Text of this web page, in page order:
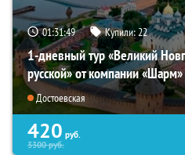
01:31:48 Купили:22
1-дневный тур «Великий
русской» от компании «Шарм»
Достоевская
420 руб.
3300руб.